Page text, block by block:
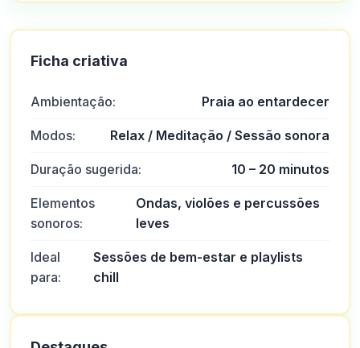
Ficha criativa
Ambientação: Praia ao entardecer
Modos: Relax / Meditação / Sessão sonora
Duração sugerida: 10 – 20 minutos
Elementos
sonoros:
Ondas, violões e percussões
leves
Ideal
para:
Sessões de bem-estar e playlists
chill